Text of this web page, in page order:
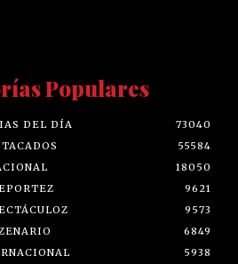
Populares
DEL DÍA
73040
55584
18050
9621
9573
6849
5938